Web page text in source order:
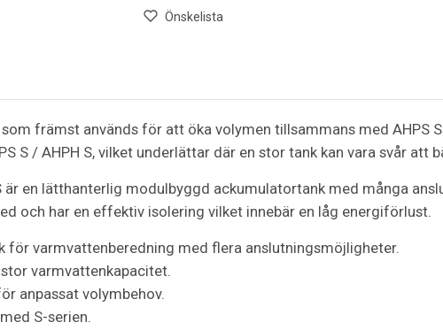
Önskelista
främst används för att öka volymen tillsammans med AHPS S
S / AHPH S, vilket underlättar där en stor tank kan vara svår att
är en lätthanterlig modulbyggd ackumulatortank med många
och har en effektiv isolering vilket innebär en låg energiförlust.
för varmvattenberedning med flera anslutningsmöjligheter.
varmvattenkapacitet.
anpassat volymbehov.
S-serien.